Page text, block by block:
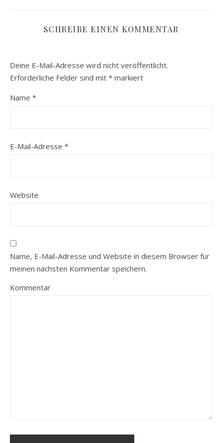
SCHREIBE EINEN KOMMENTAR
Deine E-Mail-Adresse wird nicht veröffentlicht.
Erforderliche Felder sind mit * markiert
Name *
E-Mail-Adresse *
Website
Name, E-Mail-Adresse und Website in diesem Browser für
meinen nächsten Kommentar speichern.
Kommentar